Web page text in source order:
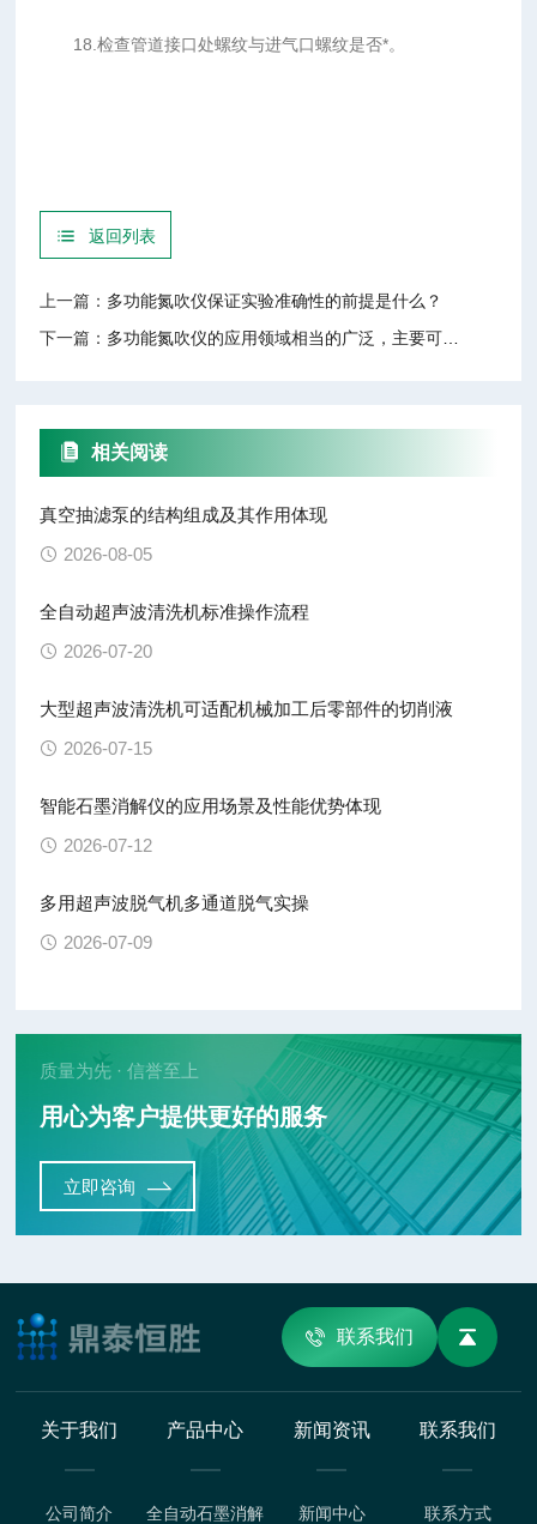
18.检查管道接口处螺纹与进气口螺纹是否*。
返回列表
上一篇： 多功能氮吹仪保证实验准确性的前提是什么？
下一篇： 多功能氮吹仪的应用领域相当的广泛，主要可以分为几大类
相关阅读
真空抽滤泵的结构组成及其作用体现
2026-08-05
全自动超声波清洗机标准操作流程
2026-07-20
大型超声波清洗机可适配机械加工后零部件的切削液
2026-07-15
智能石墨消解仪的应用场景及性能优势体现
2026-07-12
多用超声波脱气机多通道脱气实操
2026-07-09
质量为先 · 信誉至上
用心为客户提供更好的服务
立即咨询
联系我们
关于我们
公司简介
产品中心
全自动石墨消解
新闻资讯
新闻中心
联系我们
联系方式